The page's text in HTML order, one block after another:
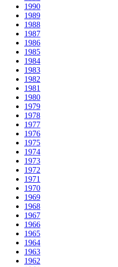
1990
1989
1988
1987
1986
1985
1984
1983
1982
1981
1980
1979
1978
1977
1976
1975
1974
1973
1972
1971
1970
1969
1968
1967
1966
1965
1964
1963
1962